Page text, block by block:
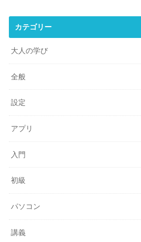
カテゴリー
大人の学び
全般
設定
アプリ
入門
初級
パソコン
講義